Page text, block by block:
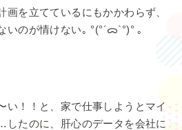
画を立てているにもかかわらず、
いのが情けない｡ °(°´ᯅ`°)° ｡
い！！と、家で仕事しようとマイ
たのに、肝心のデータを会社に